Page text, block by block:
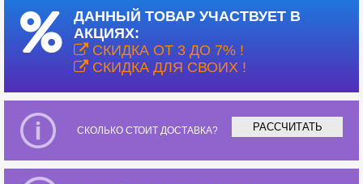
ДАННЫЙ ТОВАР УЧАСТВУЕТ В
АКЦИЯХ:
СКИДКА ОТ 3 ДО 7% !
СКИДКА ДЛЯ СВОИХ !
СКОЛЬКО СТОИТ ДОСТАВКА? РАССЧИТАТЬ